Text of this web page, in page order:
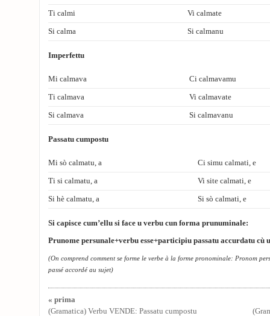
Ti calmi Vi calmate
Si calma Si calmanu
Imperfettu
Mi calmava Ci calmavamu
Ti calmava Vi calmavate
Si calmava Si calmavanu
Passatu cumpostu
Mi sò calmatu, a Ci simu calmati, e
Ti si calmatu, a Vi site calmati, e
Si hè calmatu, a Si sò calmati, e
Si capisce cum’ellu si face u verbu cun forma prunuminale:
Prunome persunale+verbu esse+participiu passatu accurdatu cù
(On comprend comment se forme le verbe à la forme pronominale: Pronom
passé accordé au sujet)
« prima
(Gramatica) Verbu VENDE: Passatu cumpostu